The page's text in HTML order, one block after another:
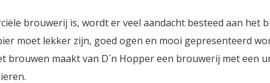
brouwerij is, wordt er veel aandacht besteed aan het
moet lekker zijn, goed ogen en mooi gepresenteerd
maakt van D´n Hopper een brouwerij met een